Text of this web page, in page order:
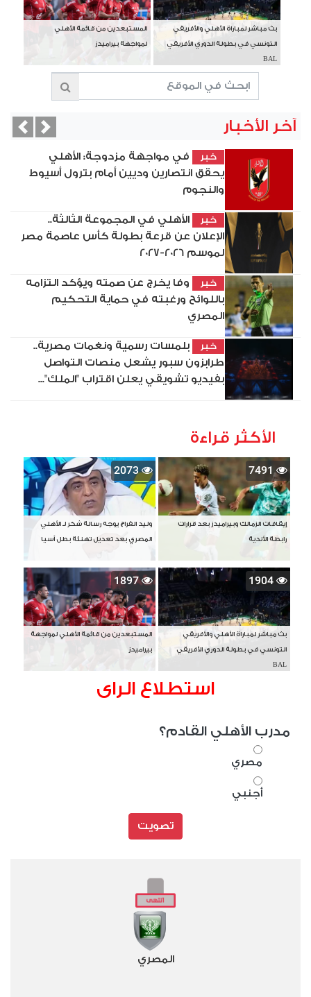
بث مباشر لمباراة الأهلي والأفريقي
التونسي في بطولة الدوري الأفريقي
BAL
المستبعدين من قائمة الأهلي
لمواجهة بيراميدز
آخر الأخبار
خبر
في مواجهة مزدوجة: الأهلي
يحقق انتصارين وديين أمام بترول أسيوط
والنجوم
خبر
الأهلي في المجموعة الثالثة..
الإعلان عن قرعة بطولة كأس عاصمة مصر
لموسم 2026-2027
خبر
وفا يخرج عن صمته ويؤكد التزامه
باللوائح ورغبته في حماية التحكيم
المصري
خبر
بلمسات رسمية ونغمات مصرية..
طرابزون سبور يشعل منصات التواصل
بفيديو تشويقي يعلن اقتراب "الملك"...
Next
الأكثر قراءة
7491
إيقافات الزمالك وبيراميدز بعد قرارات
رابطة الأندية
2073
وليد الفراج يوجه رسالة شكر لـ الأهلي
المصري بعد تعديل تهنئة بطل آسيا
1904
بث مباشر لمباراة الأهلي والأفريقي
التونسي في بطولة الدوري الأفريقي
BAL
1897
المستبعدين من قائمة الأهلي لمواجهة
بيراميدز
استطلاع الراى
مدرب الأهلي القادم؟
مصري
أجنبي
تصويت
المصري